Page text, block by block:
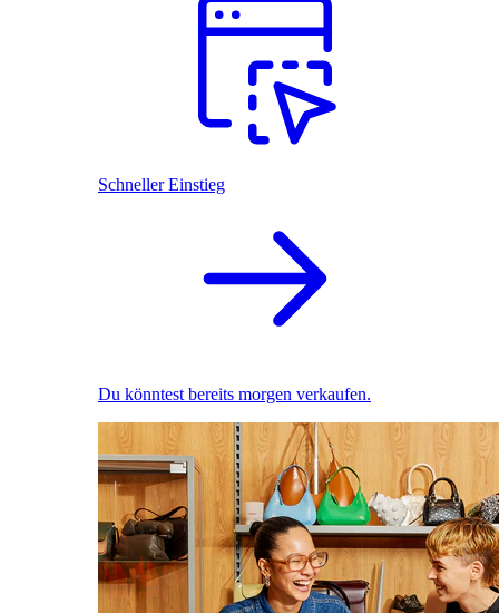
Schneller Einstieg
Du könntest bereits morgen verkaufen.